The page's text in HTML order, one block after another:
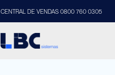
CENTRAL DE VENDAS 0800 760 0305